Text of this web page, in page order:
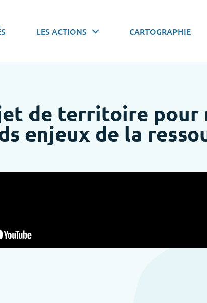
LES ACTIONS CARTOGRAPHIE
par thématiques
de territoire pour
enjeux de la